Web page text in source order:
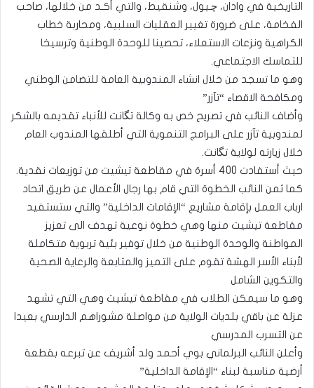
التاريخية في وادان، چـيول، وشنقيط، والتي أكـد من خلالها، صاحب
الفخامة، على ضرورة تغيير العقليات السلبية، ومحاربة خطاب
الكراهية ونزعات الاستعلاء، تحصينا للوحدة الوطنية وترسيخا
للتماسك الاجتماعي.
وهو ما تسجد من خلال انشاء المندوبية العامة للتضامن الوطني
ومكافحة الاقصاء “تآزر”
وأضاف النائب في تصريح خص به وكالة تگانت للأنباء تقديمه بالشكر
لمندوبية تآزر على البرامج التنموية التي أطلقها المندوب العام
خلال زيارته لولاية تگانت.
حيث أستفادت 400 أسرة في مقاطعة تيشيت من توزيعات نقدية.
كما ثمن النائب الخطوة التي قام بها رجال الأعمال عن طريق اتحاد
ارباب العمل بإقامة مشاريع “الإقامات الداخلية” والتي ستستفيد
مقاطعة تيشيت منها وهي خطوة نوعية تهدف الى تعزيز
المواطنة والوحدة الوطنية من خلال توفير بئية تربوية متكاملة
لأبناء الأسر الهشة تقوم على التميز والمتابعة والرعاية الصحية
والتكوين الشامل
وهو ما سيمكن الطلاب في مقاطعة تيشيت وهي التي تشهد
عزلة عن باقي بلديات الولاية من مواصلة مشوراهم الدارسي بعيدا
عن التسرب المدرسي
وأعلن النائب البرلماني بوي أحمد ولد أشريف عن تبرعه بقطعة
أرضية مناسبة لبناء “الإقامة الداخلية”